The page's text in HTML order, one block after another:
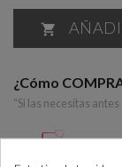

¿Cómo
“Si las necesitas